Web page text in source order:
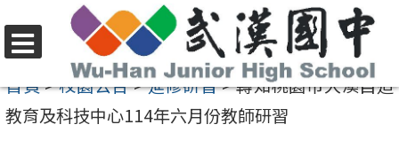
至
要
選
單
首頁>校園公告>進修研習>轉知桃園市大溪自造
教育及科技中心114年六月份教師研習